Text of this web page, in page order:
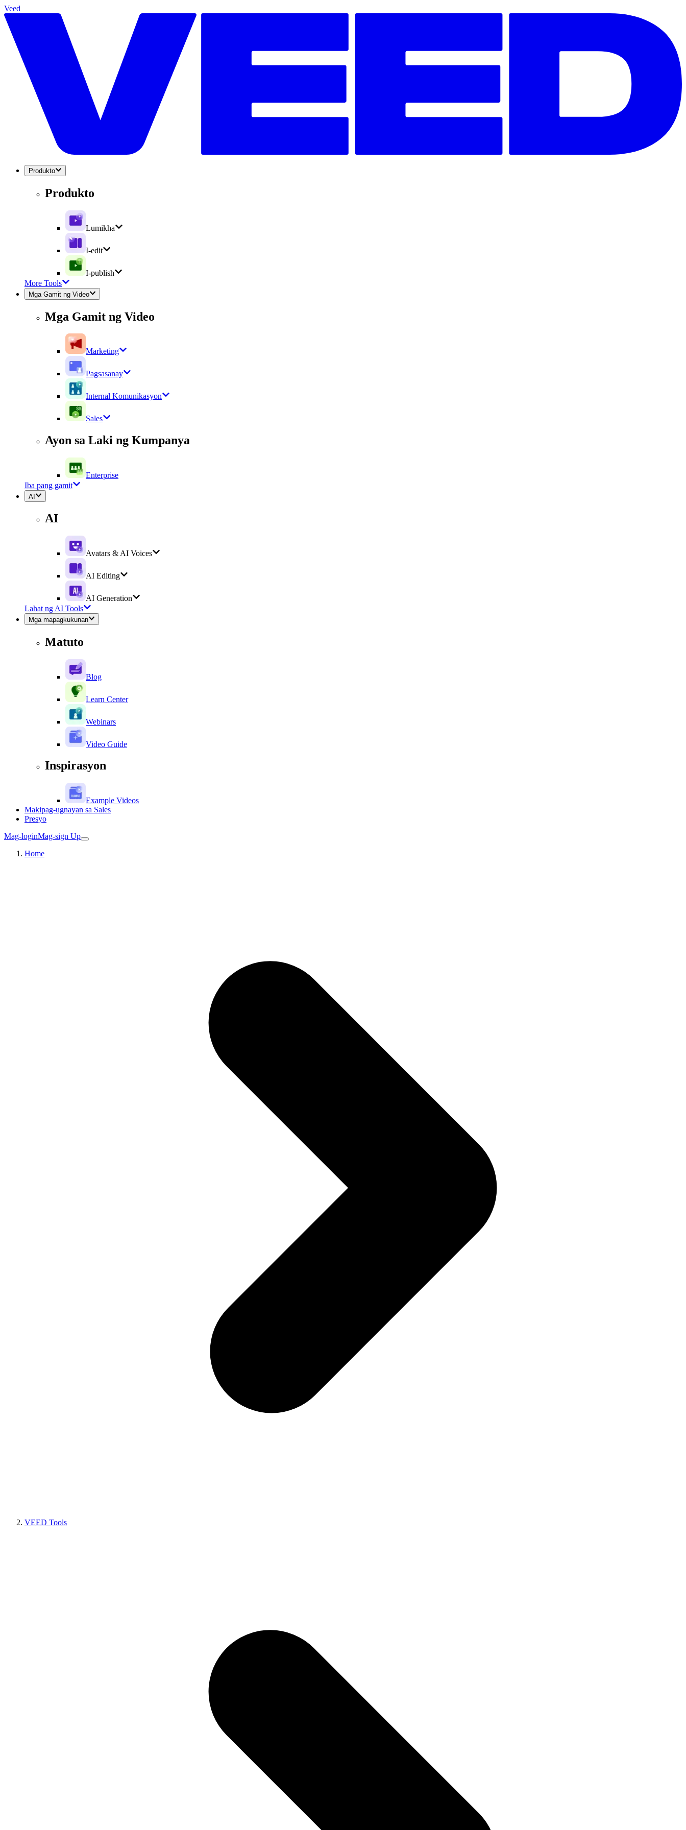
Veed
Produkto
Produkto
Lumikha
I-edit
I-publish
More Tools
Mga Gamit ng Video
Mga Gamit ng Video
Marketing
Pagsasanay
Internal Komunikasyon
Sales
Ayon sa Laki ng Kumpanya
Enterprise
Iba pang gamit
AI
AI
Avatars & AI Voices
AI Editing
AI Generation
Lahat ng AI Tools
Mga mapagkukunan
Matuto
Blog
Learn Center
Webinars
Video Guide
Inspirasyon
Example Videos
Makipag-ugnayan sa Sales
Presyo
Mag-loginMag-sign Up
Home
VEED Tools